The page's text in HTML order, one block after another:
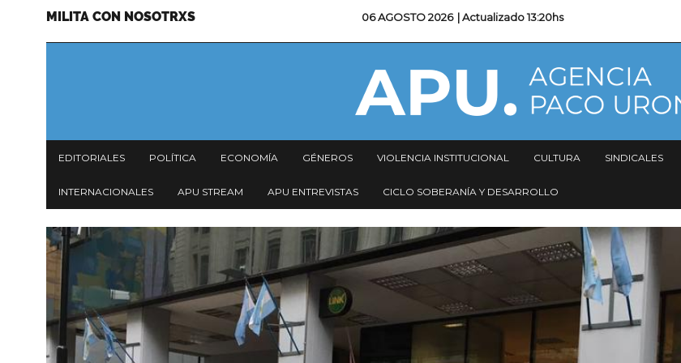
Menu
MILITA CON NOSOTRXS 06 AGOSTO 2026 | Actualizado13:20hs
Navegación
principal
EDITORIALES POLÍTICA ECONOMÍA GÉNEROS VIOLENCIA INSTITUCIONAL CULTURA SINDICALES
INTERNACIONALES APU STREAM APU ENTREVISTAS CICLO SOBERANÍA Y DESARROLLO
Imagen